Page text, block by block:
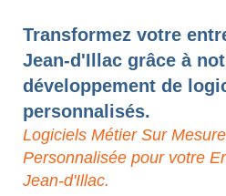
Transformez votre
Jean-d'Illac grâce à
développement de
personnalisés.
Logiciels Métier Sur
Personnalisée pour votre
Jean-d'Illac.